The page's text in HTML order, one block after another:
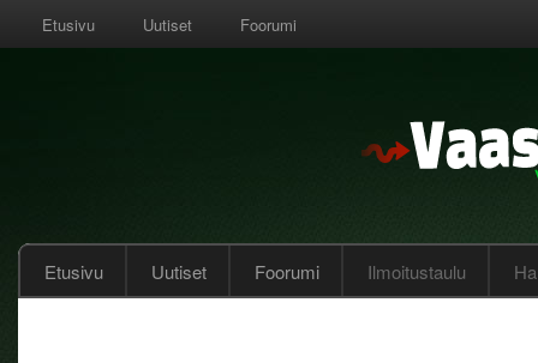
Etusivu Uutiset Foorumi
Etusivu Uutiset Foorumi Ilmoitustaulu